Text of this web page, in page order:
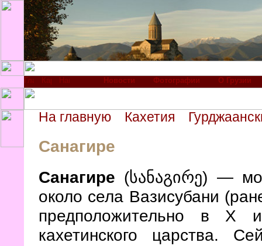
Новости Фотографии О Грузии
На главную Кахетия
Санагире
Санагире (სანაგირე) —
около села Вазисубани
предположительно в X
кахетинского царства.